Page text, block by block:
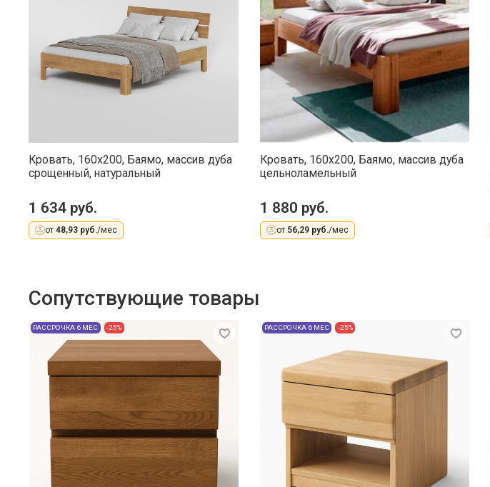
Кровать, 160x200, Баямо, массив дуба
срощенный, натуральный
1 634 руб.
от 48,93 руб./мес
Кровать, 160x200, Баямо, массив дуба
цельноламельный
1 880 руб.
от 56,29 руб./мес
Сопутствующие товары
РАССРОЧКА 6 МЕС -25% РАССРОЧКА 6 МЕС -25%